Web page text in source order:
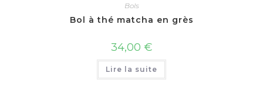
Bols
Bol à thé matcha en grès
34,00 €
Lire la suite